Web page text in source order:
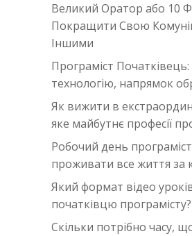
Великий Оратор або 10
Покращити Свою
Іншими
Програміст
технологію, напрямок
Як вижити в
яке майбутнє професії
Робочий день
проживати все життя за
Який формат відео
початківцю програмісту?
Скільки потрібно часу,